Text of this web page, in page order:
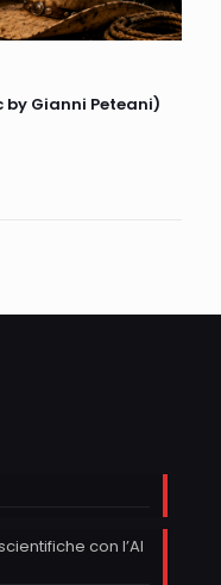
by Gianni Peteani)
con l’AI